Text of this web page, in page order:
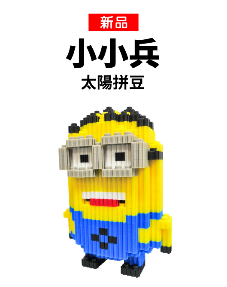
每筆NT$60，滿NT$1,500(含以上)免運費
每筆NT$60，滿NT$1,500(含以上)免運費
每筆NT$60，滿NT$1,500(含以上)免運費
每筆NT$60，滿NT$1,500(含以上)免運費
每筆NT$130，滿NT$2,000(含以上)免運費